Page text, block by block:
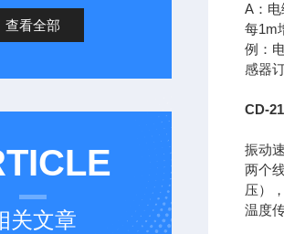
查看全部
关文章
A：
每1m
例：
感器
CD-
振动
两个
压）
温度